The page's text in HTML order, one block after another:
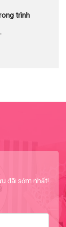
trình
đãi sớm nhất!